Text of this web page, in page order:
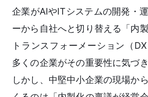
企業がAIやITシステムの開発・
ーから自社へと切り替える「内
トランスフォーメーション（
多くの企業がその重要性に気づ
しかし、中堅中小企業の現場か